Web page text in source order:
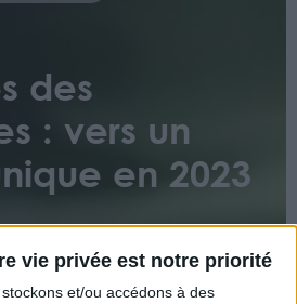
vie privée est notre priorité
stockons et/ou accédons à des
des
: vers un
en 2023